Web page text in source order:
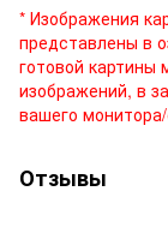
* Изображения
представлены в
готовой картины
изображений, в
вашего
Отзывы